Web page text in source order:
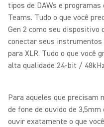
tipos de DAWs e
Teams. Tudo o que você
Gen 2 como seu dispositivo
conectar seus instrumentos
para XLR. Tudo o que você
alta qualidade 24-bit /
Para aqueles que precisam
de fone de ouvido de
ouvir exatamente o que